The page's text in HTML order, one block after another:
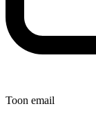
Toon email